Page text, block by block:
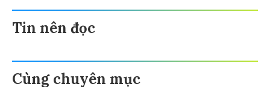
Tin nên đọc
Cùng chuyên mục